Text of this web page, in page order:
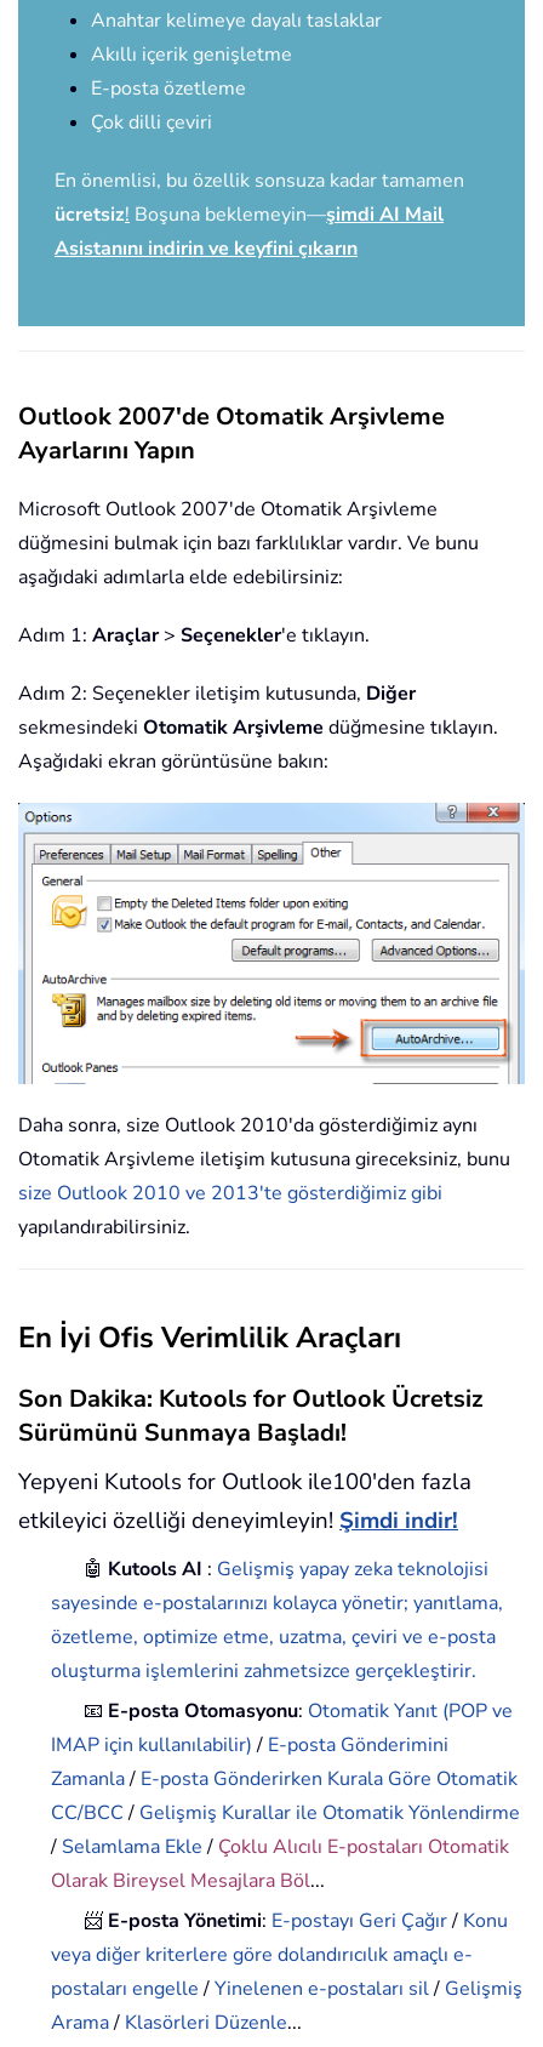
Anahtar kelimeye dayalı taslaklar
Akıllı içerik genişletme
E-posta özetleme
Çok dilli çeviri
En önemlisi, bu özellik sonsuza kadar tamamen
ücretsiz! Boşuna beklemeyin—şimdi AI Mail
Asistanını indirin ve keyfini çıkarın
Outlook 2007'de Otomatik Arşivleme
Ayarlarını Yapın
Microsoft Outlook 2007'de Otomatik Arşivleme
düğmesini bulmak için bazı farklılıklar vardır. Ve bunu
aşağıdaki adımlarla elde edebilirsiniz:
Adım 1: Araçlar> Seçenekler'e tıklayın.
Adım 2: Seçenekler iletişim kutusunda, Diğer
sekmesindeki Otomatik Arşivleme düğmesine tıklayın.
Aşağıdaki ekran görüntüsüne bakın:
Daha sonra, size Outlook 2010'da gösterdiğimiz aynı
Otomatik Arşivleme iletişim kutusuna gireceksiniz, bunu
size Outlook 2010 ve 2013'te gösterdiğimiz gibi
yapılandırabilirsiniz.
En İyi Ofis Verimlilik Araçları
Son Dakika: Kutools for Outlook Ücretsiz
Sürümünü Sunmaya Başladı!
Yepyeni Kutools for Outlook ile100'den fazla
etkileyici özelliği deneyimleyin! Şimdi indir!
🤖 Kutools AI : Gelişmiş yapay zeka teknolojisi
sayesinde e-postalarınızı kolayca yönetir; yanıtlama,
özetleme, optimize etme, uzatma, çeviri ve e-posta
oluşturma işlemlerini zahmetsizce gerçekleştirir.
📧 E-posta Otomasyonu: Otomatik Yanıt (POP ve
IMAP için kullanılabilir)/ E-posta Gönderimini
Zamanla/ E-posta Gönderirken Kurala Göre Otomatik
CC/BCC/ Gelişmiş Kurallar ile Otomatik Yönlendirme
/ Selamlama Ekle/ Çoklu Alıcılı E-postaları Otomatik
Olarak Bireysel Mesajlara Böl...
📨 E-posta Yönetimi: E-postayı Geri Çağır/ Konu
veya diğer kriterlere göre dolandırıcılık amaçlı e-
postaları engelle/Yinelenen e-postaları sil/ Gelişmiş
Arama/ Klasörleri Düzenle...